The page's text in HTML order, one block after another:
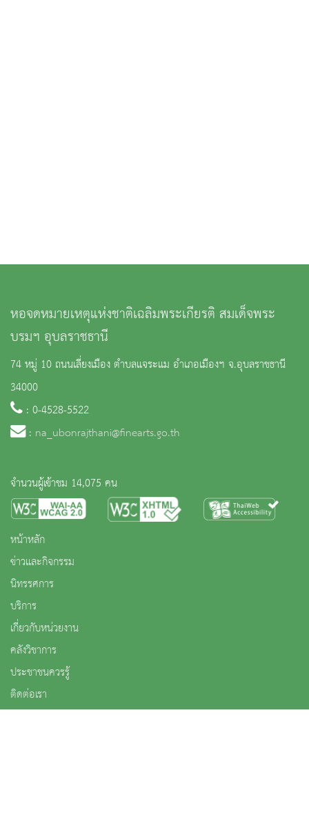
หอจดหมายเหตุแห่งชาติเฉลิมพระเกียรติ สมเด็จพระ
บรมฯ อุบลราชธานี
74 หมู่ 10 ถนนเลี่ยงเมือง ตำบลแจระแม อำเภอเมืองฯ จ.อุบลราชธานี
34000
: 0-4528-5522
: na_ubonrajthani@finearts.go.th
จำนวนผู้เข้าชม 14,075 คน
หน้าหลัก
ข่าวและกิจกรรม
นิทรรศการ
บริการ
เกี่ยวกับหน่วยงาน
คลังวิชาการ
ประชาชนควรรู้
ติดต่อเรา